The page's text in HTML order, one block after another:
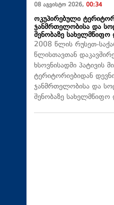
08 აგვისტო 2026, 00:34
ოკუპირებული
ჯანმრთელობისა და
შენობაზე
2008 წლის რუსეთ-
წლისთავთან
ხსოვნისადმი პატივის
ტერიტორიებიდან
ჯანმრთელობისა და
შენობაზე სახელმწიფო